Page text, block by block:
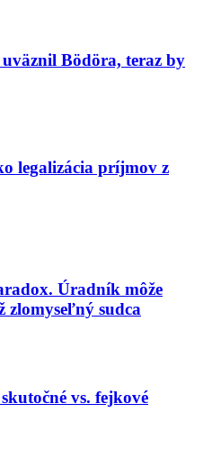
Bödöra, teraz by
legalizácia príjmov z
Úradník môže
zlomyseľný sudca
vs. fejkové